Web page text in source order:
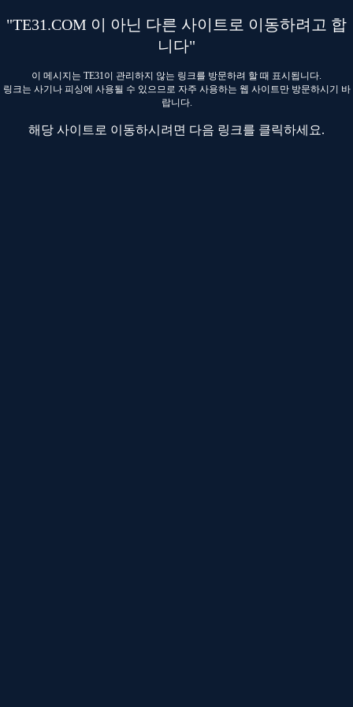
"TE31.COM 이 아닌 다른 사이트로 이동하려고 합
니다"
이 메시지는 TE31이 관리하지 않는 링크를 방문하려 할 때 표시됩니다.
링크는 사기나 피싱에 사용될 수 있으므로 자주 사용하는 웹 사이트만 방문하시기 바
랍니다.
해당 사이트로 이동하시려면 다음 링크를 클릭하세요.